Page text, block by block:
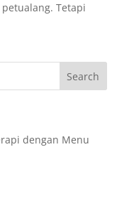
Tetapi
dengan Menu